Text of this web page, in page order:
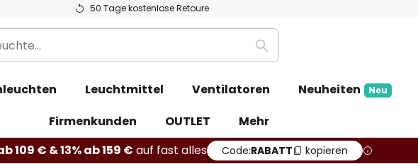
50 Tage kostenlose Retoure
Suche
Leuchtmittel Ventilatoren Neuheiten Neu
Firmenkunden
OUTLET
Mehr
109 € & 13% ab 159 € auf fast alles Code:RABATT kopieren